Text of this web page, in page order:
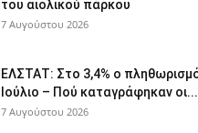
του αιολικού πάρκου
7 Αυγούστου 2026
ΕΛΣΤΑΤ: Στο 3,4% ο
Ιούλιο – Πού καταγράφηκαν οι...
7 Αυγούστου 2026